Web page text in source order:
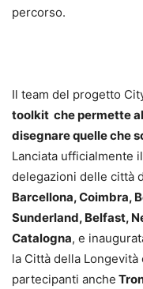
percorso.
Il team del progetto
toolkit che permette
disegnare quelle che
Lanciata ufficialmente
delegazioni delle città
Barcellona, Coimbra,
Sunderland, Belfast,
Catalogna, e
la Città della
partecipanti anche